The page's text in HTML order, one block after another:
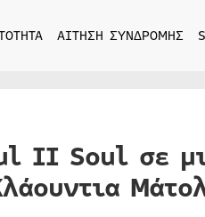
ΑΙΤΗΣΗ ΣΥΝΔΡΟΜΗΣ
II Soul σε